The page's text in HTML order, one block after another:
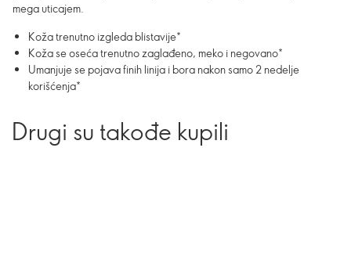
mega uticajem.
Koža trenutno izgleda blistavije*
Koža se oseća trenutno zaglađeno, meko i negovano*
Umanjuje se pojava finih linija i bora nakon samo 2 nedelje
korišćenja*
Drugi su takođe kupili